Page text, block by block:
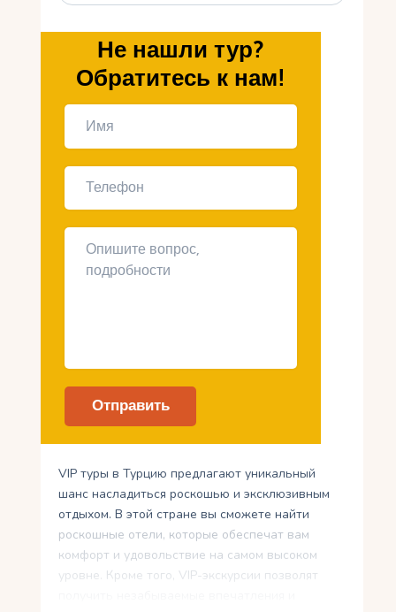
Не нашли тур?
Обратитесь к нам!
VIP туры в Турцию предлагают уникальный
шанс насладиться роскошью и эксклюзивным
отдыхом. В этой стране вы сможете найти
роскошные отели, которые обеспечат вам
комфорт и удовольствие на самом высоком
уровне. Кроме того, VIP-экскурсии позволят